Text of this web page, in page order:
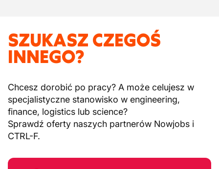
SZUKASZ CZEGOŚ
INNEGO?
Chcesz dorobić po pracy? A może celujesz w
specjalistyczne stanowisko w engineering,
finance, logistics lub science?
Sprawdź oferty naszych partnerów Nowjobs i
CTRL-F.